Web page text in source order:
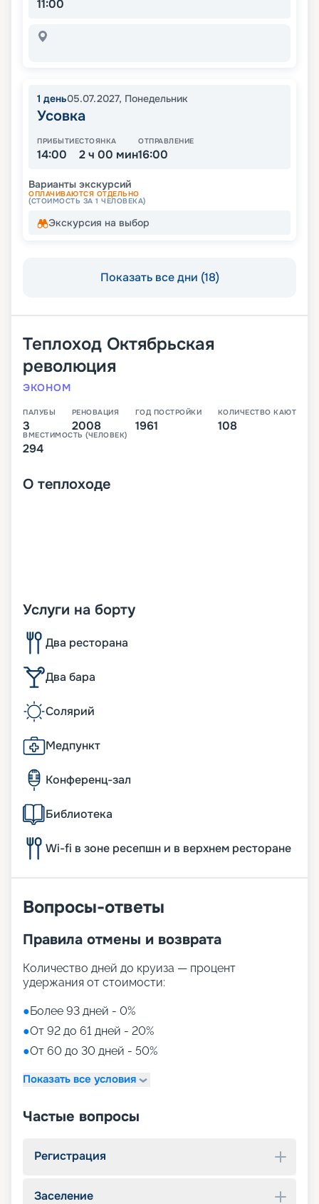
11:00
1 день05.07.2027, Понедельник
Усовка
ПРИБЫТИЕ
14:00
СТОЯНКА
2 ч 00 мин
ОТПРАВЛЕНИЕ
16:00
Варианты экскурсий
ОПЛАЧИВАЮТСЯ ОТДЕЛЬНО
(СТОИМОСТЬ ЗА 1 ЧЕЛОВЕКА)
Экскурсия на выбор
Показать все дни (18)
Теплоход Октябрьская
революция
ЭКОНОМ
ПАЛУБЫ
3
РЕНОВАЦИЯ
2008
ГОД ПОСТРОЙКИ
1961
КОЛИЧЕСТВО КАЮТ
108
ВМЕСТИМОСТЬ (ЧЕЛОВЕК)
294
О теплоходе
Услуги на борту
Два ресторана
Два бара
Солярий
Медпункт
Конференц-зал
Библиотека
Wi-fi в зоне ресепшн и в верхнем ресторане
Вопросы-ответы
Правила отмены и возврата
Количество дней до круиза — процент
удержания от стоимости:
●Более 93 дней - 0%
●От 92 до 61 дней - 20%
●От 60 до 30 дней - 50%
Показать все условия
Частые вопросы
Регистрация
Заселение